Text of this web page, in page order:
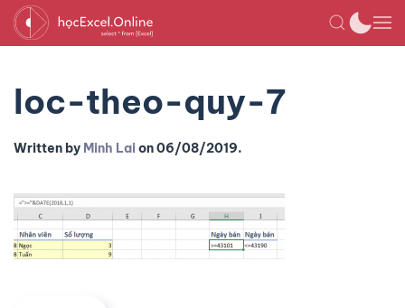
loc-theo-quy-7
Written by Minh Laion06/08/2019.